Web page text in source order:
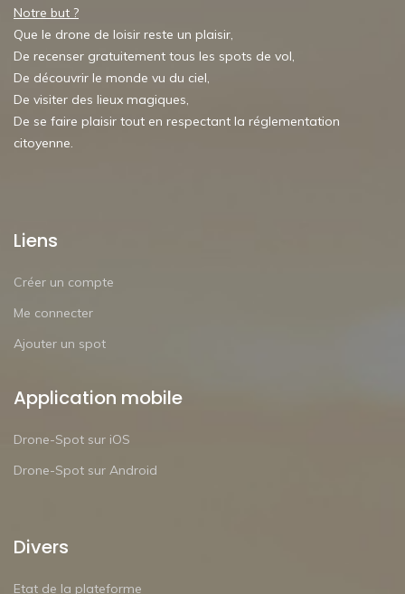
Notre but ?
Que le drone de loisir reste un plaisir,
De recenser gratuitement tous les spots de vol,
De découvrir le monde vu du ciel,
De visiter des lieux magiques,
De se faire plaisir tout en respectant la réglementation
citoyenne.
Liens
Créer un compte
Me connecter
Ajouter un spot
Application mobile
Drone-Spot sur iOS
Drone-Spot sur Android
Divers
Etat de la plateforme